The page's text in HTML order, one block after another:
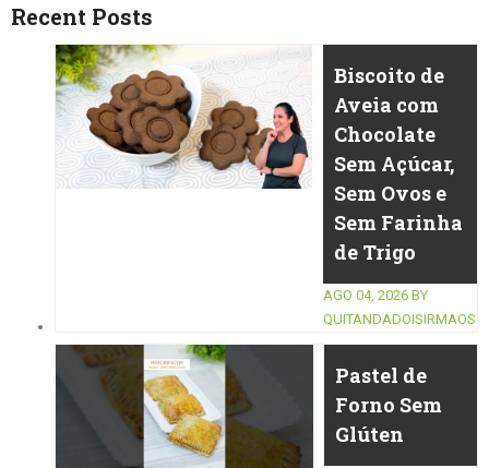
Recent Posts
Biscoito de
Aveia com
Chocolate
Sem Açúcar,
Sem Ovos e
Sem Farinha
de Trigo
AGO 04, 2026 BY
QUITANDADOISIRMAOS
Pastel de
Forno Sem
Glúten